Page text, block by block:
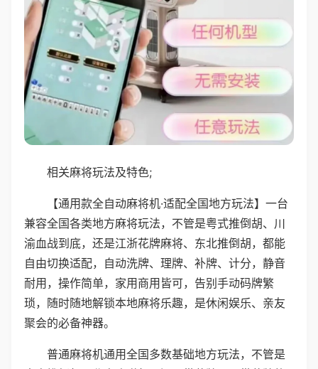
相关麻将玩法及特色;
【通用款全自动麻将机·适配全国地方玩法】一台
兼容全国各类地方麻将玩法，不管是粤式推倒胡、川
渝血战到底，还是江浙花牌麻将、东北推倒胡，都能
自由切换适配，自动洗牌、理牌、补牌、计分，静音
耐用，操作简单，家用商用皆可，告别手动码牌繁
琐，随时随地解锁本地麻将乐趣，是休闲娱乐、亲友
聚会的必备神器。
普通麻将机通用全国多数基础地方玩法，不管是